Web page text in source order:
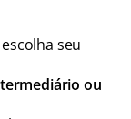
seu
ou